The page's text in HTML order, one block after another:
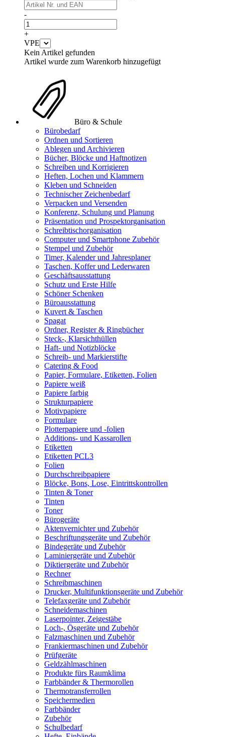
-
+
VPE
Kein Artikel gefunden
Artikel wurde zum Warenkorb hinzugefügt
Büro & Schule
Bürobedarf
Ordnen und Sortieren
Ablegen und Archivieren
Bücher, Blöcke und Haftnotizen
Schreiben und Korrigieren
Heften, Lochen und Klammern
Kleben und Schneiden
Technischer Zeichenbedarf
Verpacken und Versenden
Konferenz, Schulung und Planung
Präsentation und Prospektorganisation
Schreibtischorganisation
Computer und Smartphone Zubehör
Stempel und Zubehör
Timer, Kalender und Jahresplaner
Taschen, Koffer und Lederwaren
Geschäftsausstattung
Schutz und Erste Hilfe
Schöner Schenken
Büroausstattung
Kuvert & Taschen
Spagat
Ordner, Register & Ringbücher
Steck-, Klarsichthüllen
Haft- und Notizblöcke
Schreib- und Markierstifte
Catering & Food
Papier, Formulare, Etiketten, Folien
Papiere weiß
Papiere farbig
Strukturpapiere
Motivpapiere
Formulare
Plotterpapiere und -folien
Additions- und Kassarollen
Etiketten
Etiketten PCL3
Folien
Durchschreibpapiere
Blöcke, Bons, Lose, Eintrittskontrollen
Tinten & Toner
Tinten
Toner
Bürogeräte
Aktenvernichter und Zubehör
Beschriftungsgeräte und Zubehör
Bindegeräte und Zubehör
Laminiergeräte und Zubehör
Diktiergeräte und Zubehör
Rechner
Schreibmaschinen
Drucker, Multifunktionsgeräte und Zubehör
Telefaxgeräte und Zubehör
Schneidemaschinen
Laserpointer, Zeigestäbe
Loch-, Ösgeräte und Zubehör
Falzmaschinen und Zubehör
Frankiermaschinen und Zubehör
Prüfgeräte
Geldzählmaschinen
Produkte fürs Raumklima
Farbbänder & Thermorollen
Thermotransferrollen
Speichermedien
Farbbänder
Zubehör
Schulbedarf